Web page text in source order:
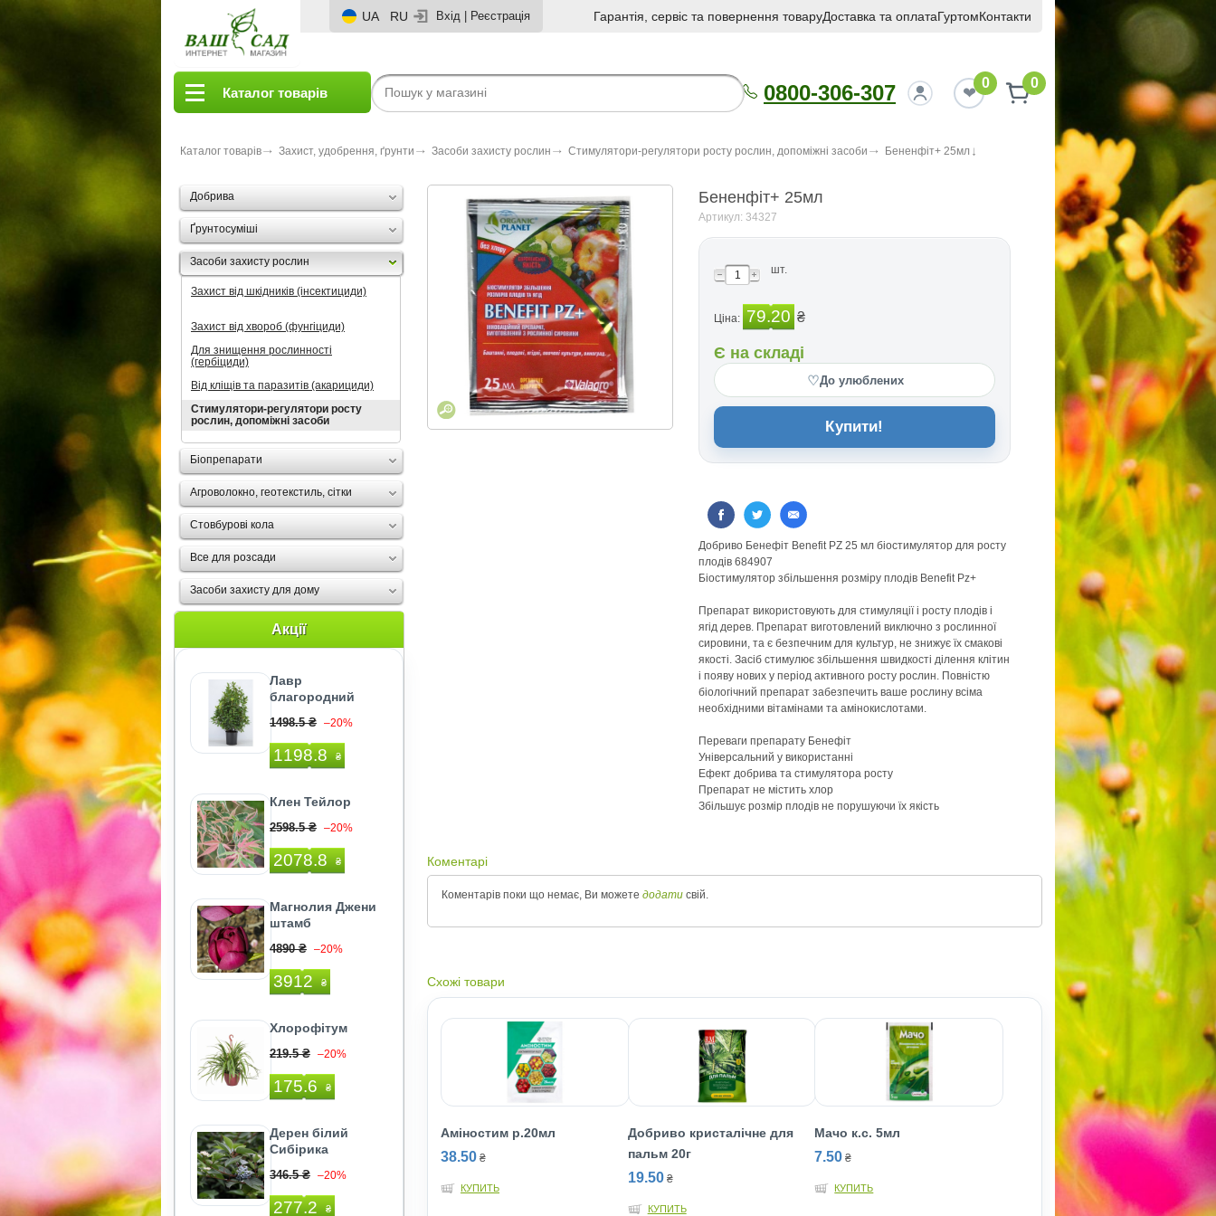
UA RU Вхід Реєстрація Гарантія, сервіс та повернення товаруДоставка та оплатаГуртомКонтакти
Каталог товарів 0800-306-307 0 0
Каталог товарів Захист, удобрення, ґрунти Засоби захисту рослин Стимулятори-регулятори росту рослин, допоміжні засоби Бененфiт+ 25мл
Добрива
Ґрунтосуміші
Засоби захисту рослин
Захист від шкідників (інсектициди)
Захист від хвороб (фунгіциди)
Для знищення рослинності
(гербіциди)
Від кліщів та паразитів (акарициди)
Стимулятори-регулятори росту
рослин, допоміжні засоби
Біопрепарати
Агроволокно, геотекстиль, сітки
Стовбурові кола
Все для розсади
Засоби захисту для дому
Акції
Лавр
благородний
1498.5 ₴ –20%
1198.8 ₴
Клен Тейлор
2598.5 ₴ –20%
2078.8 ₴
Магнолия Джени
штамб
4890 ₴ –20%
3912 ₴
Хлорофітум
219.5 ₴ –20%
175.6 ₴
Дерен білий
Сибірика
346.5 ₴ –20%
277.2 ₴
Бененфiт+ 25мл
Артикул: 34327
шт.
Ціна: 79.20 ₴
Є на складі
♡До улюблених
Купити!
Добриво Бенефіт Benefit PZ 25 мл біостимулятор для росту
плодів 684907
Біостимулятор збільшення розміру плодів Benefit Pz+
Препарат використовують для стимуляції і росту плодів і
ягід дерев. Препарат виготовлений виключно з рослинної
сировини, та є безпечним для культур, не знижує їх смакові
якості. Засіб стимулює збільшення швидкості ділення клітин
і появу нових у період активного росту рослин. Повністю
біологічний препарат забезпечить ваше рослину всіма
необхідними вітамінами та амінокислотами.
Переваги препарату Бенефіт
Універсальний у використанні
Ефект добрива та стимулятора росту
Препарат не містить хлор
Збільшує розмір плодів не порушуючи їх якість
Коментарі
Коментарів поки що немає, Ви можете додати свій.
Схожі товари
Амiностим р.20мл
38.50 ₴
КУПИТЬ
Добриво кристалічне для
пальм 20г
19.50 ₴
КУПИТЬ
Мачо к.с. 5мл
7.50 ₴
КУПИТЬ